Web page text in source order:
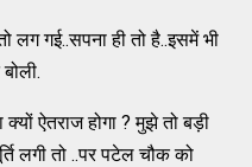
लग गई..सपना ही तो है..इसमें भी
ऐतराज होगा ? मुझे तो बड़ी
लगी तो ..पर पटेल चौक को